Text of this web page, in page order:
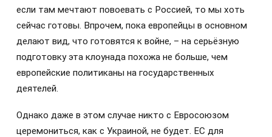
если там мечтают повоевать с Россией, то мы хоть
сейчас готовы. Впрочем, пока европейцы в основном
делают вид, что готовятся к войне, – на серьёзную
подготовку эта клоунада похожа не больше, чем
европейские политиканы на государственных
деятелей.
Однако даже в этом случае никто с Евросоюзом
церемониться, как с Украиной, не будет. ЕС для